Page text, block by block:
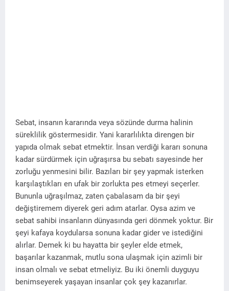
Sebat, insanın kararında veya sözünde durma halinin
süreklilik göstermesidir. Yani kararlılıkta direngen bir
yapıda olmak sebat etmektir. İnsan verdiği kararı sonuna
kadar sürdürmek için uğraşırsa bu sebatı sayesinde her
zorluğu yenmesini bilir. Bazıları bir şey yapmak isterken
karşılaştıkları en ufak bir zorlukta pes etmeyi seçerler.
Bununla uğraşılmaz, zaten çabalasam da bir şeyi
değiştiremem diyerek geri adım atarlar. Oysa azim ve
sebat sahibi insanların dünyasında geri dönmek yoktur. Bir
şeyi kafaya koydularsa sonuna kadar gider ve istediğini
alırlar. Demek ki bu hayatta bir şeyler elde etmek,
başarılar kazanmak, mutlu sona ulaşmak için azimli bir
insan olmalı ve sebat etmeliyiz. Bu iki önemli duyguyu
benimseyerek yaşayan insanlar çok şey kazanırlar.